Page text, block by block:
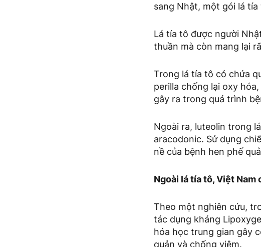
sang Nhật, một gói lá
Lá tía tô được người
thuần mà còn mang lại
Trong lá tía tô có chứa
perilla chống lại oxy
gây ra trong quá trình
Ngoài ra, luteolin trong
aracodonic. Sử dụng
nề của bệnh hen phế
Ngoài lá tía tô, Việt
Theo một nghiên cứu,
tác dụng kháng
hóa học trung gian gây
quản và chống viêm.